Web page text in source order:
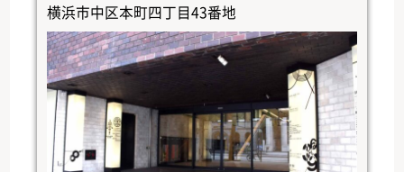
横浜市中区本町四丁目43番地